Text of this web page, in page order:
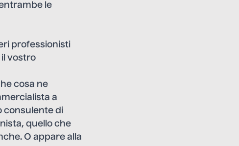
le
professionisti
vostro
cosa ne
a
consulente di
quello che
O appare alla